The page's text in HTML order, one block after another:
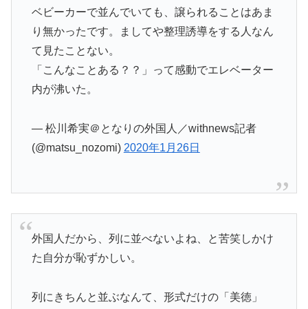
ベビーカーで並んでいても、譲られることはあま
り無かったです。ましてや整理誘導をする人なん
て見たことない。
「こんなことある？？」って感動でエレベーター
内が沸いた。
— 松川希実＠となりの外国人／withnews記者
(@matsu_nozomi) 2020年1月26日
外国人だから、列に並べないよね、と苦笑しかけ
た自分が恥ずかしい。
列にきちんと並ぶなんて、形式だけの「美徳」